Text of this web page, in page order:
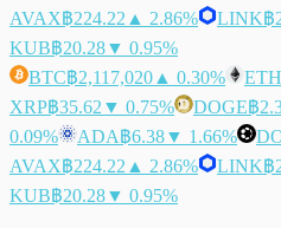
AVAX฿224.22 ▲ 2.86% LINK฿
KUB฿20.28▼ 0.95%
BTC฿2,117,020 ▲ 0.30% ETH
XRP฿35.62 ▼ 0.75% DOGE฿
0.09%
ADA฿6.38▼ 1.66%
AVAX฿224.22 ▲ 2.86% LINK฿
KUB฿20.28▼ 0.95%